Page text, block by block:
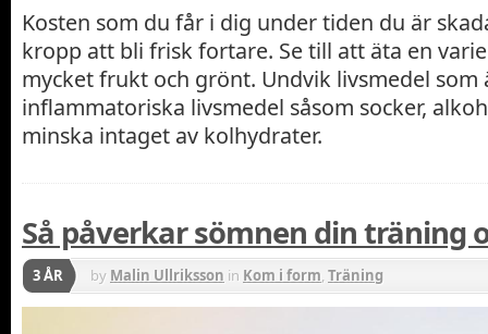
Kosten som du får i dig under tiden du är
kropp att bli frisk fortare. Se till att äta en
mycket frukt och grönt. Undvik livsmedel som
inflammatoriska livsmedel såsom socker,
minska intaget av kolhydrater.
Så påverkar sömnen din träning
3 ÅR by Malin Ullriksson in Kom i form, Träning